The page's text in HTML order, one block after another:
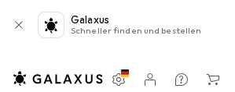
Galaxus
Schneller finden und bestellen
Einstellungen
Kundenkonto
Vergleichslisten
Merklisten
Warenkorb